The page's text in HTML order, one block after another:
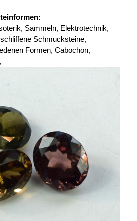
Sammeln, Elektrotechnik,
Schmucksteine,
Formen, Cabochon,